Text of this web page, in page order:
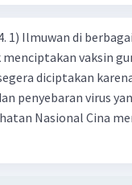
1) Ilmuwan di
vaksin
diciptakan
penyebaran virus
Nasional Cina
636 kasus,
Kasus terbanyak